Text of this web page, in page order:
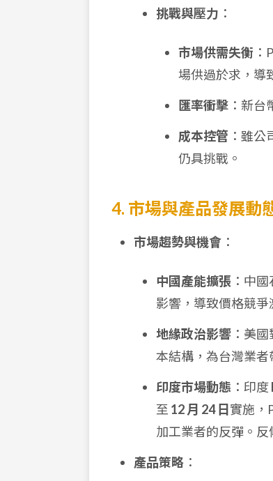
挑戰與壓力 ：
市場供需失衡
場供過於求，導
匯率衝擊 ：新
成本控管 ：雖
仍具挑戰。
4. 市場與產品發展動
市場趨勢與機會 ：
中國產能擴張 ：中
影響，導致價格競爭
地緣政治影響 ：美
本結構，為台灣業者
印度市場動態 ：印度
至 12 月 24 日 實施，
加工業者的反彈。反
產品策略 ：